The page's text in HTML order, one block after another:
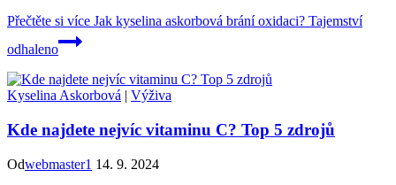
Přečtěte si více Jak kyselina askorbová brání oxidaci? Tajemství
odhaleno
Kyselina Askorbová | Výživa
Kde najdete nejvíc vitaminu C? Top 5 zdrojů
Odwebmaster1 14. 9. 2024